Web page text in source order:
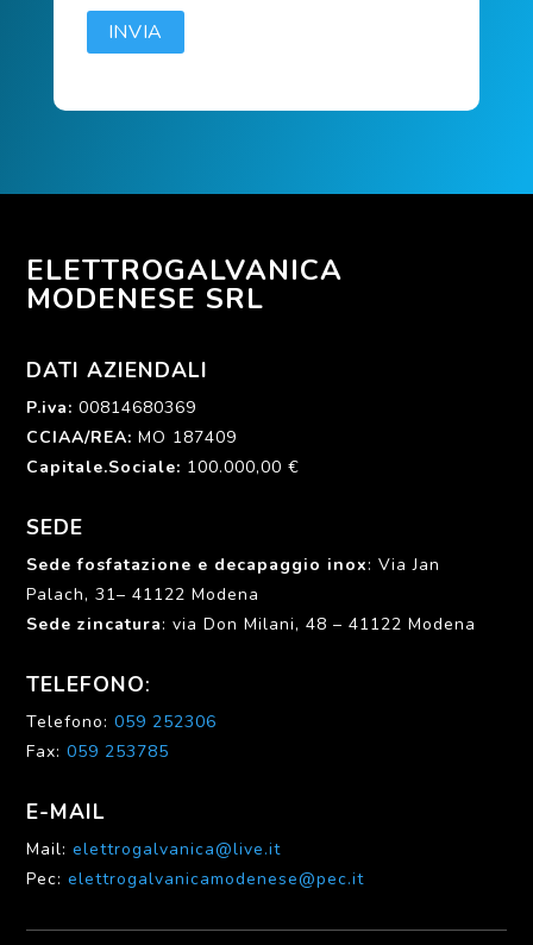
ELETTROGALVANICA
MODENESE SRL
DATI AZIENDALI
P.iva: 00814680369
CCIAA/REA: MO 187409
Capitale.Sociale: 100.000,00 €
SEDE
Sede fosfatazione e decapaggio inox: Via Jan
Palach, 31– 41122 Modena
Sede zincatura: via Don Milani, 48 – 41122 Modena
TELEFONO:
Telefono:059 252306
Fax:059 253785
E-MAIL
Mail:elettrogalvanica@live.it
Pec:elettrogalvanicamodenese@pec.it